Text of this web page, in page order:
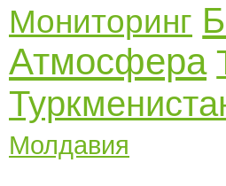
Мониторинг
Атмосфера
Молдавия